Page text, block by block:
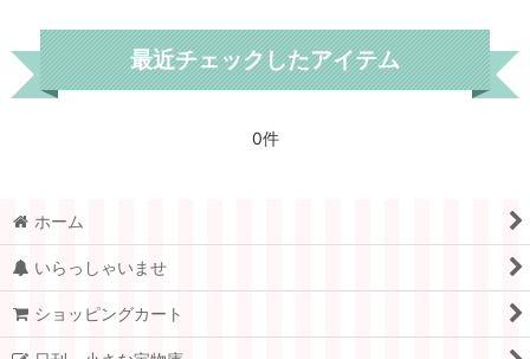
最近チェックしたアイテム
0件
ホーム
いらっしゃいませ
ショッピングカート